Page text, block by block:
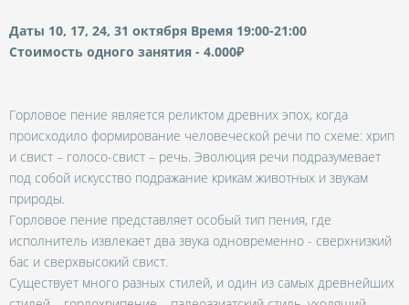
Даты 10, 17, 24, 31 октября Время 19:00-21:00
Стоимость одного занятия - 4.000₽
Горловое пение является реликтом древних эпох, когда
происходило формирование человеческой речи по схеме: хрип
и свист – голосо-свист – речь. Эволюция речи подразумевает
под собой искусство подражание крикам животных и звукам
природы.
Горловое пение представляет особый тип пения, где
исполнитель извлекает два звука одновременно - сверхнизкий
бас и сверхвысокий свист.
Существует много разных стилей, и один из самых древнейших